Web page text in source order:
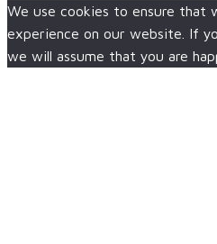
We use cookies to ensure that
experience on our website. If
we will assume that you are